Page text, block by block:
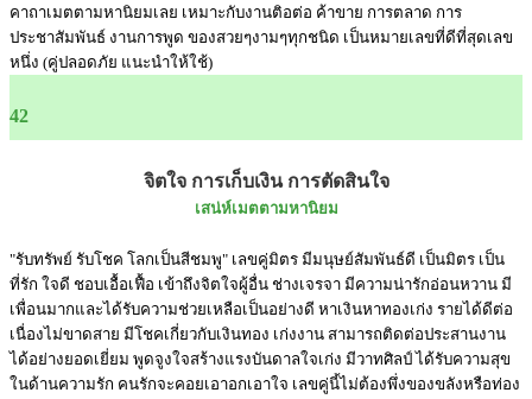
คาถาเมตตามหานิยมเลย เหมาะกับงานติอต่อ ค้าขาย การตลาด การ
ประชาสัมพันธ์ งานการพูด ของสวยๆงามๆทุกชนิด เป็นหมายเลขที่ดีที่สุดเลข
หนึ่ง (คู่ปลอดภัย แนะนำให้ใช้)
42
จิตใจ การเก็บเงิน การตัดสินใจ
เสน่ห์เมตตามหานิยม
"รับทรัพย์ รับโชค โลกเป็นสีชมพู" เลขคู่มิตร มีมนุษย์สัมพันธ์ดี เป็นมิตร เป็น
ที่รัก ใจดี ชอบเอื้อเฟื้อ เข้าถึงจิตใจผู้อื่น ช่างเจรจา มีความน่ารักอ่อนหวาน มี
เพื่อนมากและได้รับความช่วยเหลือเป็นอย่างดี หาเงินหาทองเก่ง รายได้ดีต่อ
เนื่องไม่ขาดสาย มีโชคเกี่ยวกับเงินทอง เก่งงาน สามารถติดต่อประสานงาน
ได้อย่างยอดเยี่ยม พูดจูงใจสร้างแรงบันดาลใจเก่ง มีวาทศิลป์ ได้รับความสุข
ในด้านความรัก คนรักจะคอยเอาอกเอาใจ เลขคู่นี้ไม่ต้องพึ่งของขลังหรือท่อง